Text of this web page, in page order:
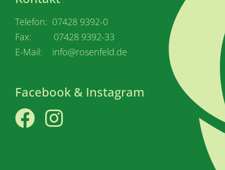
Telefon: 07428 9392-0
Fax: 07428 9392-33
E-Mail: info@rosenfeld.de
Facebook & Instagram